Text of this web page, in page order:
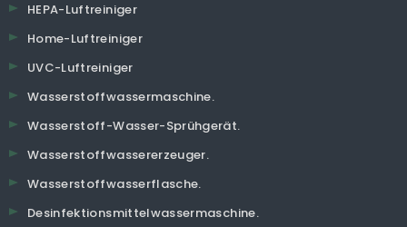
HEPA-Luftreiniger
Home-Luftreiniger
UVC-Luftreiniger
Wasserstoffwassermaschine.
Wasserstoff-Wasser-Sprühgerät.
Wasserstoffwassererzeuger.
Wasserstoffwasserflasche.
Desinfektionsmittelwassermaschine.